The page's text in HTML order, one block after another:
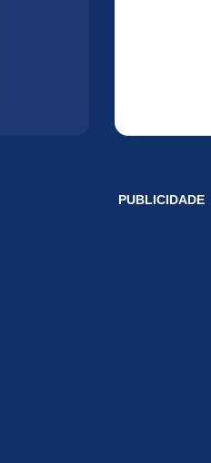
PUBLICIDADE